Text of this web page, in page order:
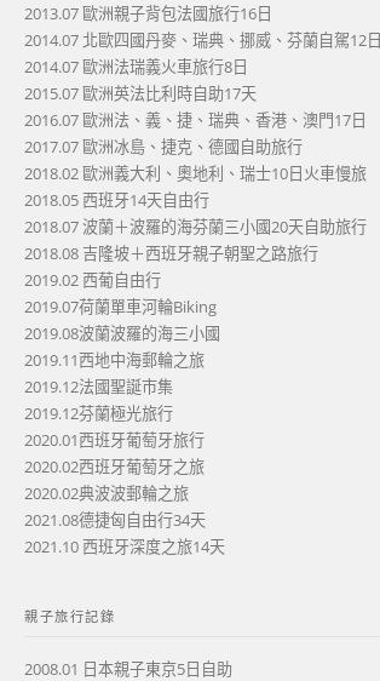
2013.07 歐洲親子背包法國旅行16日
2014.07 北歐四國丹麥、瑞典、挪威、芬蘭自駕12日
2014.07 歐洲法瑞義火車旅行8日
2015.07 歐洲英法比利時自助17天
2016.07 歐洲法、義、捷、瑞典、香港、澳門17日
2017.07 歐洲冰島、捷克、德國自助旅行
2018.02 歐洲義大利、奧地利、瑞士10日火車慢旅
2018.05 西班牙14天自由行
2018.07 波蘭＋波羅的海芬蘭三小國20天自助旅行
2018.08 吉隆坡＋西班牙親子朝聖之路旅行
2019.02 西葡自由行
2019.07荷蘭單車河輪Biking
2019.08波蘭波羅的海三小國
2019.11西地中海郵輪之旅
2019.12法國聖誕市集
2019.12芬蘭極光旅行
2020.01西班牙葡萄牙旅行
2020.02西班牙葡萄牙之旅
2020.02典波波郵輪之旅
2021.08德捷匈自由行34天
2021.10 西班牙深度之旅14天
親子旅行記錄
2008.01 日本親子東京5日自助